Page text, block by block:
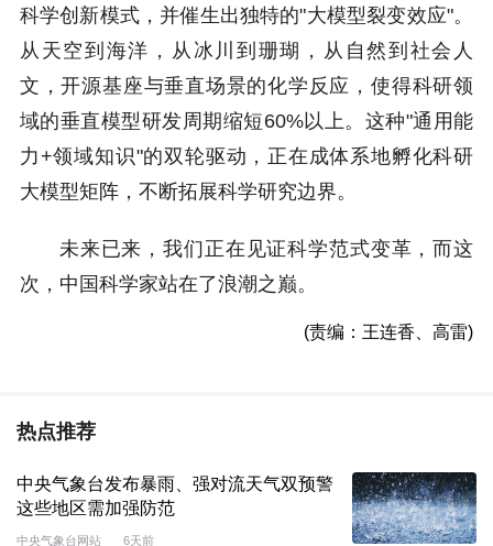
科学创新模式，并催生出独特的"大模型裂变效应"。
从天空到海洋，从冰川到珊瑚，从自然到社会人
文，开源基座与垂直场景的化学反应，使得科研领
域的垂直模型研发周期缩短60%以上。这种"通用能
力+领域知识"的双轮驱动，正在成体系地孵化科研
大模型矩阵，不断拓展科学研究边界。
未来已来，我们正在见证科学范式变革，而这
次，中国科学家站在了浪潮之巅。
(责编：王连香、高雷)
热点推荐
中央气象台发布暴雨、强对流天气双预警
这些地区需加强防范
中央气象台网站 6天前